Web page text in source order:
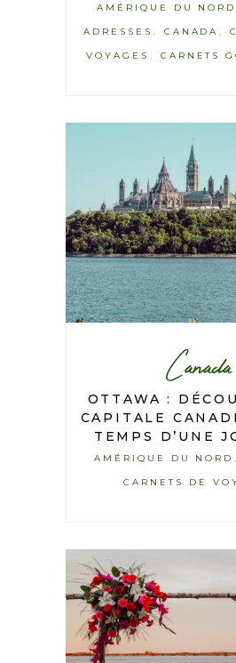
AMÉRIQUE DU NORD
ADRESSES CANADA
VOYAGES CARNETS
Canada
OTTAWA :
CAPITALE
TEMPS D’UNE
AMÉRIQUE DU NORD
CARNETS DE